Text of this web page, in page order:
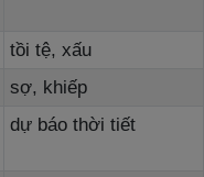
tồi tệ, xấu
sợ, khiếp
dự báo thời tiết